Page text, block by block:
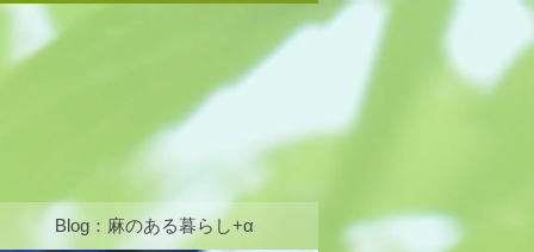
Blog：麻のある暮らし+α